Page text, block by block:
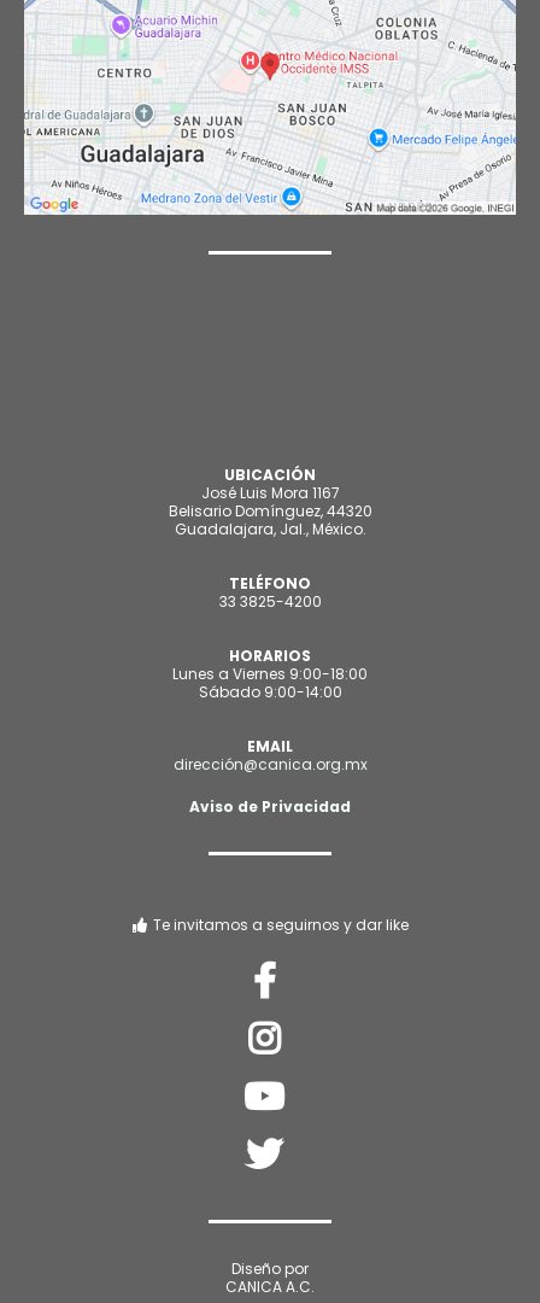
UBICACIÓN
José Luis Mora 1167
Belisario Domínguez, 44320
Guadalajara, Jal., México.
TELÉFONO
33 3825-4200
HORARIOS
Lunes a Viernes 9:00-18:00
Sábado 9:00-14:00
EMAIL
dirección@canica.org.mx
Aviso de Privacidad
Te invitamos a seguirnos y dar like
Diseño por
CANICA A.C.